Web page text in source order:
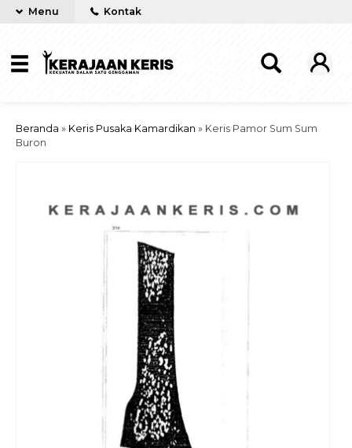
Menu Kontak
Beranda » Keris Pusaka Kamardikan » Keris Pamor Sum Sum
Buron